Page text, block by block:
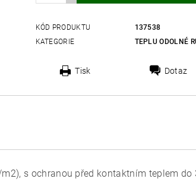
KÓD PRODUKTU
137538
KATEGORIE
TEPLU ODOLNÉ
Tisk Dotaz
s ochranou před kontaktním teplem do